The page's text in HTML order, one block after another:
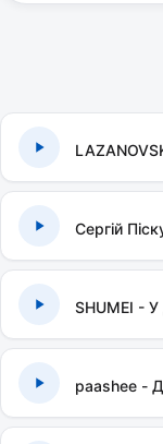
Сергій
SHUMEI -
paashee -